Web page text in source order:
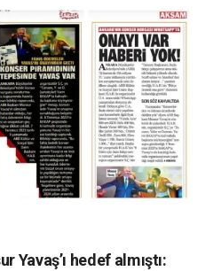
hedef almıştı: